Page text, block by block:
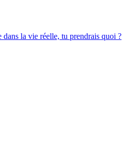
la vie réelle, tu prendrais quoi ?